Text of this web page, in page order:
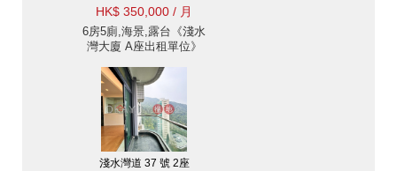
HK$ 350,000 / 月
6房5廁,海景,露台《淺水
灣大廈 A座出租單位》
淺水灣道 37 號 2座